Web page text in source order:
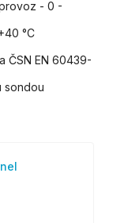
- 0 -
°C
ČSN EN 60439-
sondou